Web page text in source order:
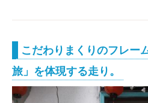
こだわりまくりのフレー
旅」を体現する走り。